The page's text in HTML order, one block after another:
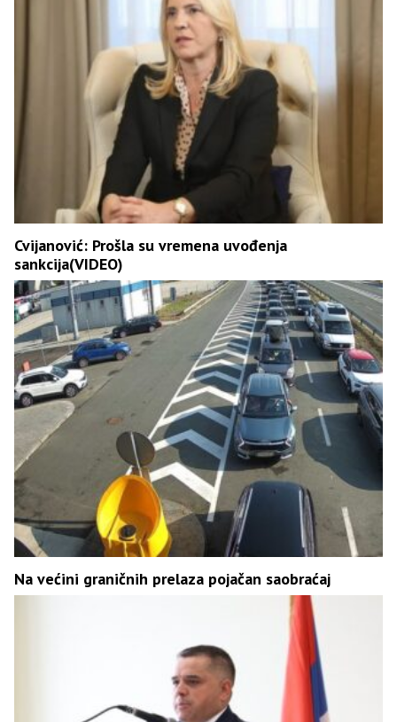
Cvijanović: Prošla su vremena uvođenja
sankcija(VIDEO)
Na većini graničnih prelaza pojačan saobraćaj